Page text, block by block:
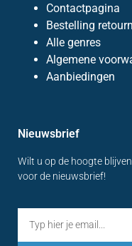
Contactpagina
Bestelling
Alle genres
Algemene
Aanbiedingen
Nieuwsbrief
Wilt u op de hoogte
voor de nieuwsbrief!